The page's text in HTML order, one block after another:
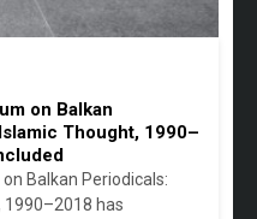
on Balkan
Thought, 1990–
Balkan Periodicals:
has